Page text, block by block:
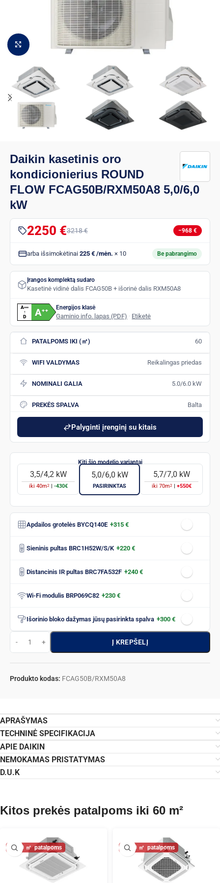
Padidinti vaizdą
Daikin kasetinis oro
kondicionierius ROUND
FLOW FCAG50B/RXM50A8 5,0/6,0
kW
2250 €3218 € −968 €
arba išsimokėtinai 225 € /mėn. × 10 Be pabrangimo
Įrangos komplektą sudaro
Kasetinė vidinė dalis FCAG50B + išorinė dalis RXM50A8
A+++
↑
D A++ Energijos klasė
Gaminio info. lapas (PDF) · Etiketė
PATALPOMS IKI (㎡) 60
WIFI VALDYMAS Reikalingas priedas
NOMINALI GALIA 5.0/6.0 kW
PREKĖS SPALVA Balta
Palyginti įrenginį su kitais
3,5/4,2 kW
iki 40m2 -430€
5,0/6,0 kW
PASIRINKTAS
5,7/7,0 kW
iki 70m2 +550€
Apdailos grotelės BYCQ140E +315 €
Sieninis pultas BRC1H52W/S/K +220 €
Distancinis IR pultas BRC7FA532F +240 €
Wi-Fi modulis BRP069C82 +230 €
Išorinio bloko dažymas jūsų pasirinkta spalva +300 €
Į KREPŠELĮ
Produkto kodas: FCAG50B/RXM50A8
APRAŠYMAS
TECHNINĖ SPECIFIKACIJA
APIE DAIKIN
NEMOKAMAS PRISTATYMAS
D.U.K
Kitos prekės patalpoms iki 60 m²
60 60